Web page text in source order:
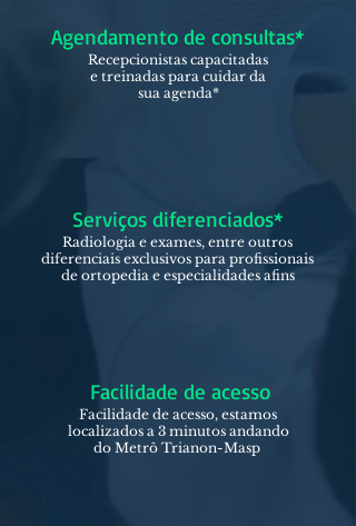
Agendamento de consultas*
Recepcionistas capacitadas
e treinadas para cuidar da
sua agenda*
Serviços diferenciados*
Radiologia e exames, entre outros
diferenciais exclusivos para profissionais
de ortopedia e especialidades afins
Facilidade de acesso
Facilidade de acesso, estamos
localizados a 3 minutos andando
do Metrô Trianon-Masp